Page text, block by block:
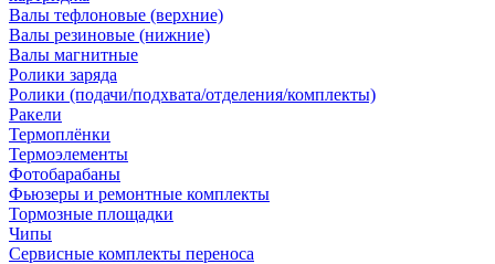
Валы тефлоновые (верхние)
Валы резиновые (нижние)
Валы магнитные
Ролики заряда
Ролики (подачи/подхвата/отделения/комплекты)
Ракели
Термоплёнки
Термоэлементы
Фотобарабаны
Фьюзеры и ремонтные комплекты
Тормозные площадки
Чипы
Сервисные комплекты переноса